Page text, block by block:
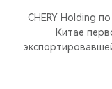
КРОССОВЕРЫ
ПОДДЕРЖКА
CHERY В СОЦСЕТЯХ
CHERY Holding
Китае